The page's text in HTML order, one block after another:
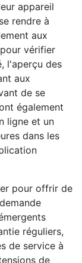
appareil
rendre à
aux
vérifier
l'aperçu des
aux
de se
également
ligne et un
dans les
pour offrir de
réguliers,
de service à
de